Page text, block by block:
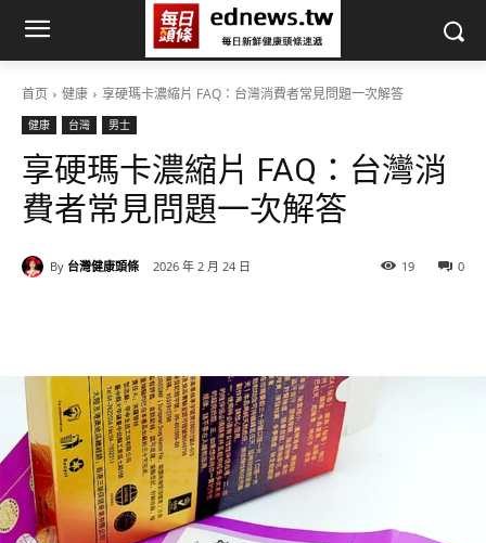
首页 健康 享硬瑪卡濃縮片 FAQ：台灣消費者常見問題一次解答
健康 台灣 男士
享硬瑪卡濃縮片 FAQ：台灣消
費者常見問題一次解答
By 台灣健康頭條 2026 年 2 月 24 日 0
19